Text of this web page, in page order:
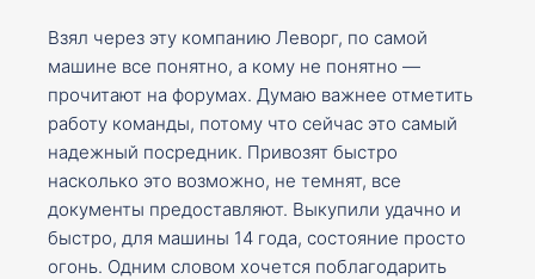
Взял через эту компанию Леворг, по самой
машине все понятно, а кому не понятно —
прочитают на форумах. Думаю важнее отметить
работу команды, потому что сейчас это самый
надежный посредник. Привозят быстро
насколько это возможно, не темнят, все
документы предоставляют. Выкупили удачно и
быстро, для машины 14 года, состояние просто
огонь. Одним словом хочется поблагодарить